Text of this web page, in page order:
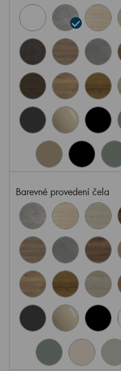
Barevné provedení čela